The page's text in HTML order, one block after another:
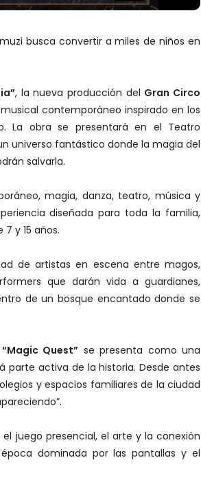
busca convertir a miles de niños en
, la nueva producción del Gran Circo
contemporáneo inspirado en los
La obra se presentará en el Teatro
universo fantástico donde la magia del
salvarla.
magia, danza, teatro, música y
diseñada para toda la familia,
y 15 años.
de artistas en escena entre magos,
que darán vida a guardianes,
de un bosque encantado donde se
“Magic Quest” se presenta como una
parte activa de la historia. Desde antes
y espacios familiares de la ciudad
juego presencial, el arte y la conexión
dominada por las pantallas y el